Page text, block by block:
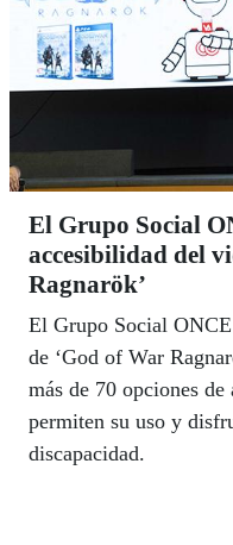
El Grupo Social
accesibilidad del
Ragnarök’
El Grupo Social
de ‘God of War
más de 70 opciones
permiten su uso y
discapacidad.